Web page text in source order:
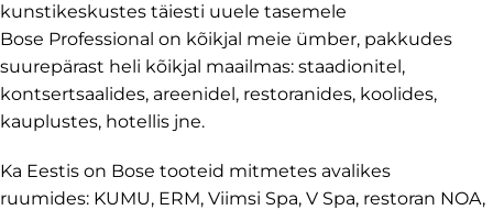
kunstikeskustes täiesti uuele tasemele
Bose Professional on kõikjal meie ümber, pakkudes
suurepärast heli kõikjal maailmas: staadionitel,
kontsertsaalides, areenidel, restoranides, koolides,
kauplustes, hotellis jne.
Ka Eestis on Bose tooteid mitmetes avalikes
ruumides: KUMU, ERM, Viimsi Spa, V Spa, restoran NOA,